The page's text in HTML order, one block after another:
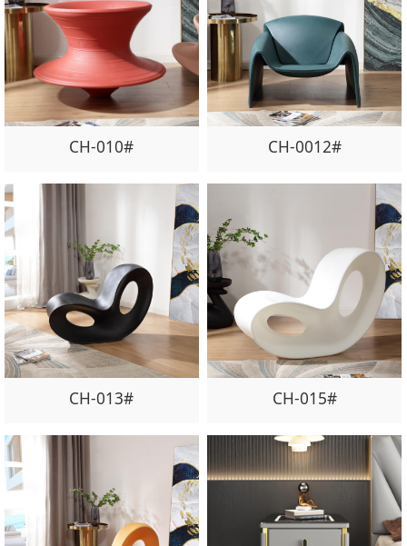
CH-010# CH-0012#
CH-013# CH-015#